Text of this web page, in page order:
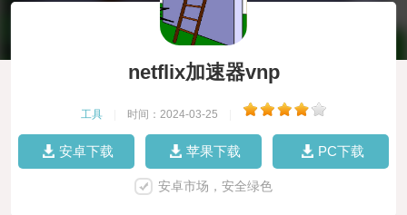
netflix加速器vnp
工具 时间：2024-03-25
安卓下载 苹果下载 PC下载
安卓市场，安全绿色